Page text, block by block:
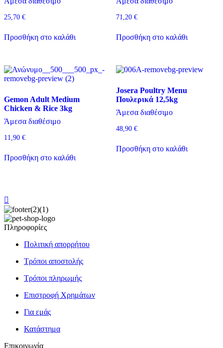
25,70 €
Προσθήκη στο καλάθι
71,20 €
Προσθήκη στο καλάθι
Gemon Adult Medium
Chicken & Rice 3kg
Άμεσα διαθέσιμο
11,90 €
Προσθήκη στο καλάθι
Josera Poultry Menu
Πουλερικά 12,5kg
Άμεσα διαθέσιμο
48,90 €
Προσθήκη στο καλάθι
Πληροφορίες
Πολιτική απορρήτου
Τρόποι αποστολής
Τρόποι πληρωμής
Επιστροφή Χρημάτων
Για εμάς
Κατάστημα
Επικοινωνία